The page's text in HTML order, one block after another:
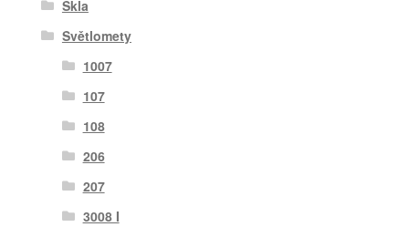
Skla
Světlomety
1007
107
108
206
207
3008 I